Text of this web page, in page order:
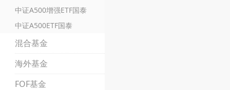
中证A500增强ETF国泰
中证A500ETF国泰
混合基金
海外基金
FOF基金